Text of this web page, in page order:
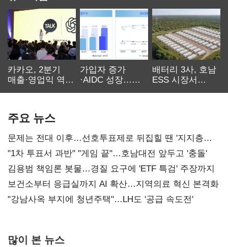
카카오, 2분기
매출·영업익 역대
가입자 증가
·AIDC 성장…
배터리 3사, 호남
ESS 시장서
주요 뉴스
문제는 전대 이후…선호투표제로 뒤집힐 땐 '지지층
불복'
"1차 투표서 과반" "게임 끝"…호남대전 앞두고 '충돌'
김용범 책임론 봇물…경질 요구에 'ETF 특검' 주장까지
보건소부터 응급실까지 AI 확산…지역의료 혁신 본격화
"강남사옥 부지에 청년주택"…LH도 '공급 속도전'
많이 본 뉴스